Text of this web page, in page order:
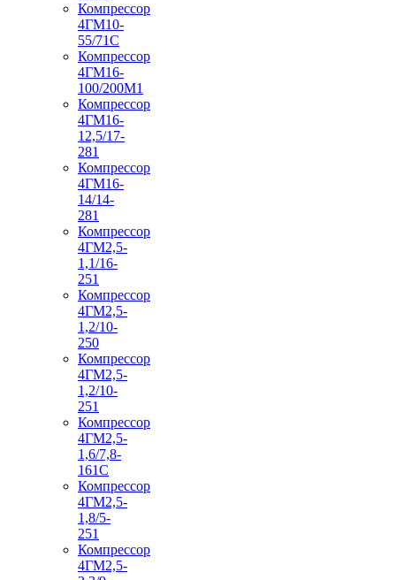
Компрессор
4ГМ10-
55/71С
Компрессор
4ГМ16-
100/200М1
Компрессор
4ГМ16-
12,5/17-
281
Компрессор
4ГМ16-
14/14-
281
Компрессор
4ГМ2,5-
1,1/16-
251
Компрессор
4ГМ2,5-
1,2/10-
250
Компрессор
4ГМ2,5-
1,2/10-
251
Компрессор
4ГМ2,5-
1,6/7,8-
161С
Компрессор
4ГМ2,5-
1,8/5-
251
Компрессор
4ГМ2,5-